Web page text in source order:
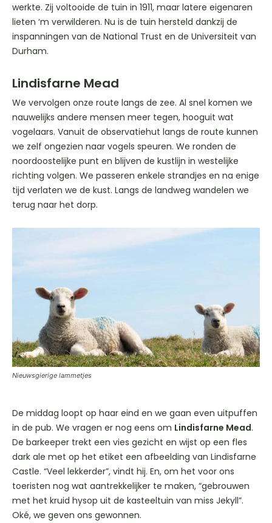
werkte. Zij voltooide de tuin in 1911, maar latere eigenaren
lieten ‘m verwilderen. Nu is de tuin hersteld dankzij de
inspanningen van de National Trust en de Universiteit van
Durham.
Lindisfarne Mead
We vervolgen onze route langs de zee. Al snel komen we
nauwelijks andere mensen meer tegen, hooguit wat
vogelaars. Vanuit de observatiehut langs de route kunnen
we zelf ongezien naar vogels speuren. We ronden de
noordoostelijke punt en blijven de kustlijn in westelijke
richting volgen. We passeren enkele strandjes en na enige
tijd verlaten we de kust. Langs de landweg wandelen we
terug naar het dorp.
Nieuwsgierige lammetjes
De middag loopt op haar eind en we gaan even uitpuffen
in de pub. We vragen er nog eens om Lindisfarne Mead.
De barkeeper trekt een vies gezicht en wijst op een fles
dark ale met op het etiket een afbeelding van Lindisfarne
Castle. “Veel lekkerder”, vindt hij. En, om het voor ons
toeristen nog wat aantrekkelijker te maken, “gebrouwen
met het kruid hysop uit de kasteeltuin van miss Jekyll”.
Oké, we geven ons gewonnen.